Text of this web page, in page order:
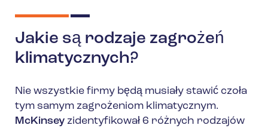
Jakie są rodzaje zagrożeń
klimatycznych?
Nie wszystkie firmy będą musiały stawić czoła
tym samym zagrożeniom klimatycznym.
McKinsey zidentyfikował 6 różnych rodzajów